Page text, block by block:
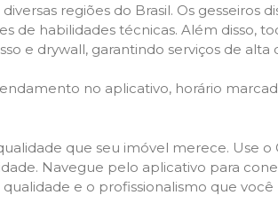
regiões do Brasil. Os gesseiros
de habilidades técnicas. Além disso,
e drywall, garantindo serviços de
no aplicativo, horário
que seu imóvel merece. Use
Navegue pelo aplicativo para
e o profissionalismo que você